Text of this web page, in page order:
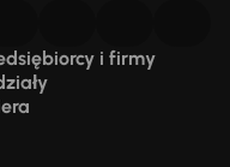
i firmy